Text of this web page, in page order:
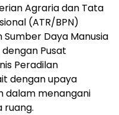
Agraria dan Tata
(ATR/BPN)
Daya Manusia
Pusat
Peradilan
dengan upaya
dalam menangani